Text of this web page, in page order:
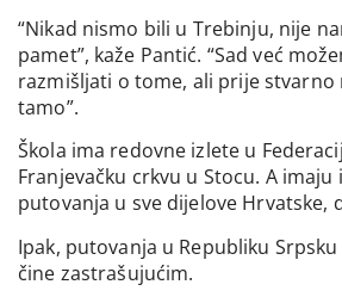
“Nikad nismo bili u Trebinju, nije
pamet”, kaže Pantić. “Sad već
razmišljati o tome, ali prije
tamo”.
Škola ima redovne izlete u
Franjevačku crkvu u Stocu. A imaju
putovanja u sve dijelove Hrvatske,
Ipak, putovanja u Republiku
čine zastrašujućim.